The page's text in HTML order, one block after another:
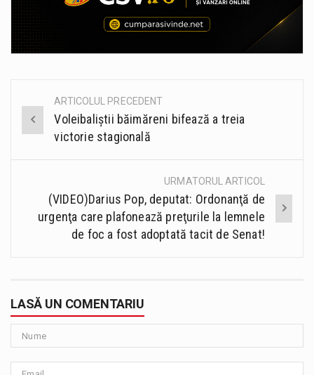
Post
navigation
ARTICOLUL PRECEDENT
Voleibaliștii băimăreni bifează a treia
victorie stagională
URMATORUL ARTICOL
(VIDEO)Darius Pop, deputat: Ordonanţă de
urgenţa care plafonează preţurile la lemnele
de foc a fost adoptată tacit de Senat!
LASĂ UN COMENTARIU